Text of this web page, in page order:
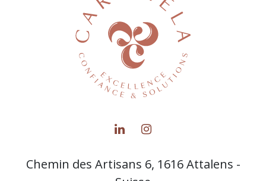
Chemin des Artisans 6, 1616 Attalens -